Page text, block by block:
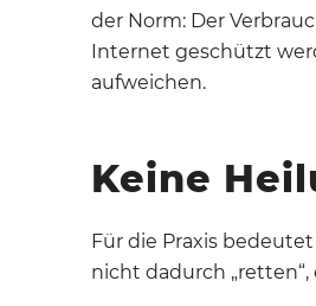
der Norm: Der
Internet geschützt
aufweichen.
Keine
Für die Praxis
nicht dadurch